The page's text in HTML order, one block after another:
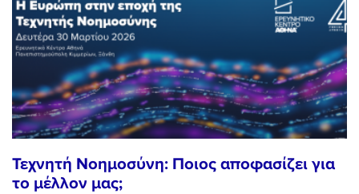
Τεχνητή Νοημοσύνη: Ποιος αποφασίζει για
το μέλλον μας;